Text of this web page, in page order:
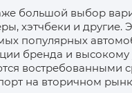
большой выбор
хэтчбеки и
популярных
бренда и
востребованными
на вторичном